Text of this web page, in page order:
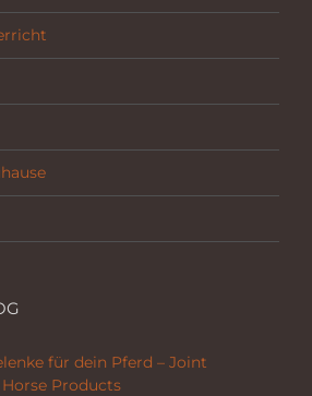
für dein Pferd – Joint
Products